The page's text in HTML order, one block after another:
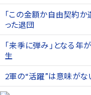
「この金額か自由契約
った退団
「来季に弾み」となる
生
2軍の“活躍”は意味が